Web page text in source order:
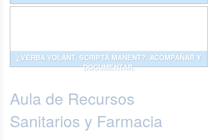
¿VERBA VOLANT, SCRIPTA MANENT?. ACOMPAÑAR Y
DOCUMENTAR.
Aula de Recursos
Sanitarios y Farmacia